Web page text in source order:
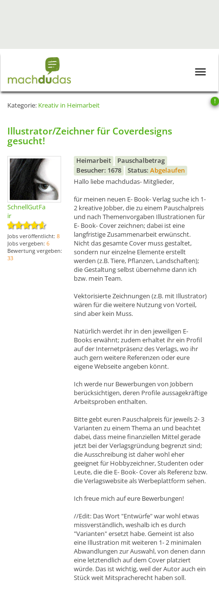
Toggle
!
Kategorie: Kreativ in Heimarbeit
Illustrator/Zeichner für Coverdesigns
gesucht!
SchnellGutFa
ir
Jobs veröffentlicht: 8
Jobs vergeben: 6
Bewertung vergeben:
33
Heimarbeit
Pauschalbetrag
Besucher: 1678
Status: Abgelaufen
Hallo liebe machdudas- Mitglieder,
für meinen neuen E- Book- Verlag suche ich 1-
2 kreative Jobber, die zu einem Pauschalpreis
und nach Themenvorgaben Illustrationen für
E- Book- Cover zeichnen; dabei ist eine
langfristige Zusammenarbeit erwünscht.
Nicht das gesamte Cover muss gestaltet,
sondern nur einzelne Elemente erstellt
werden (z.B. Tiere, Pflanzen, Landschaften);
die Gestaltung selbst übernehme dann ich
bzw. mein Team.
Vektorisierte Zeichnungen (z.B. mit Illustrator)
wären für die weitere Nutzung von Vorteil,
sind aber kein Muss.
Natürlich werdet ihr in den jeweiligen E-
Books erwähnt; zudem erhaltet ihr ein Profil
auf der Internetpräsenz des Verlags, wo ihr
auch gern weitere Referenzen oder eure
eigene Webseite angeben könnt.
Ich werde nur Bewerbungen von Jobbern
berücksichtigen, deren Profile aussagekräftige
Arbeitsproben enthalten.
Bitte gebt euren Pauschalpreis für jeweils 2- 3
Varianten zu einem Thema an und beachtet
dabei, dass meine finanziellen Mittel gerade
jetzt bei der Verlagsgründung begrenzt sind;
die Ausschreibung ist daher wohl eher
geeignet für Hobbyzeichner, Studenten oder
Leute, die die E- Book- Cover als Referenz bzw.
die Verlagswebsite als Werbeplattform sehen.
Ich freue mich auf eure Bewerbungen!
//Edit: Das Wort "Entwürfe" war wohl etwas
missverständlich, weshalb ich es durch
"Varianten" ersetzt habe. Gemeint ist also
eine Illustration mit weiteren 1- 2 minimalen
Abwandlungen zur Auswahl, von denen dann
eine letztendlich auf dem Cover platziert
würde. Das ist wichtig, weil der Autor auch ein
Stück weit Mitspracherecht haben soll.